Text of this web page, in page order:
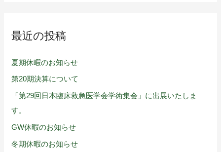
最近の投稿
夏期休暇のお知らせ
第20期決算について
「第29回日本臨床救急医学会学術集会」に出展いたしま
す。
GW休暇のお知らせ
冬期休暇のお知らせ